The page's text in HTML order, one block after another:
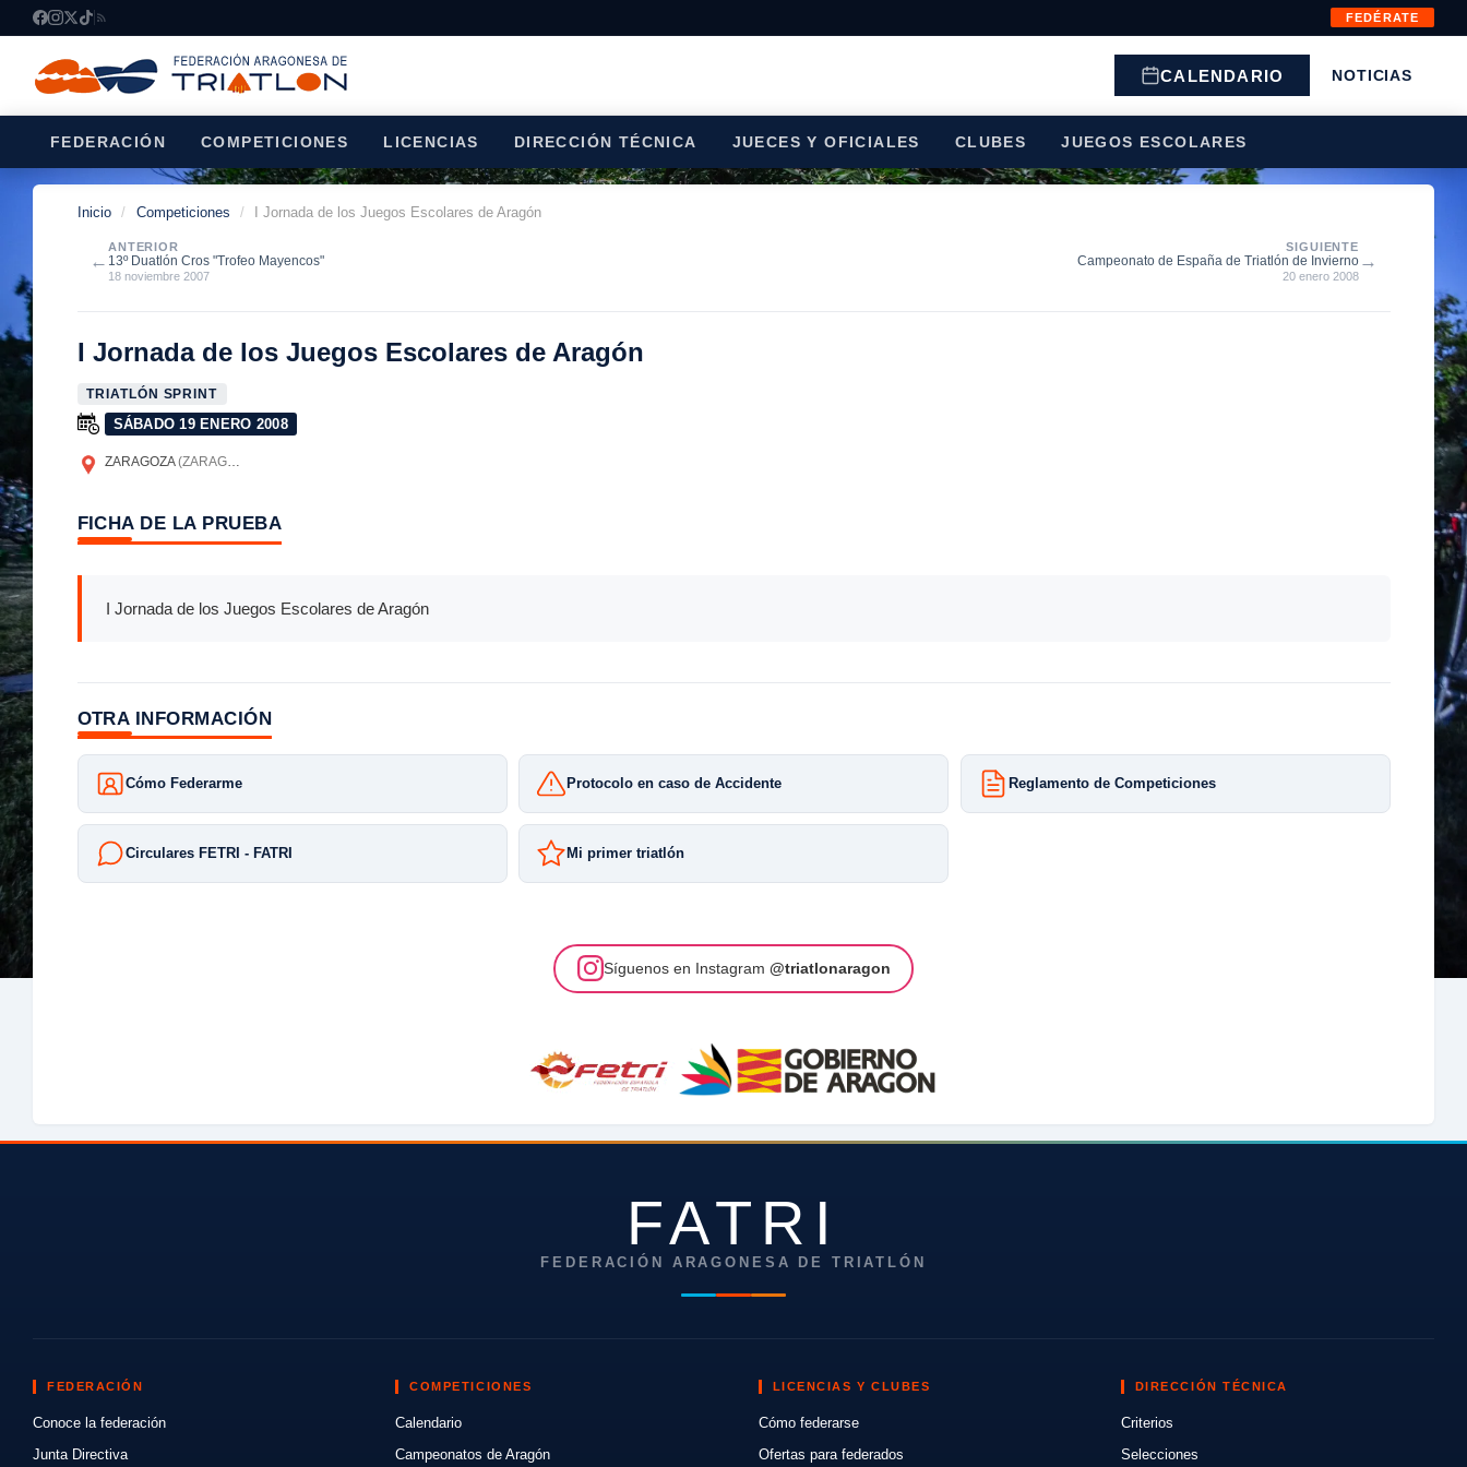
FEDÉRATE
CALENDARIO NOTICIAS
FEDERACIÓN COMPETICIONES LICENCIAS DIRECCIÓN TÉCNICA JUECES Y OFICIALES CLUBES JUEGOS ESCOLARES
Inicio / Competiciones / I Jornada de los Juegos Escolares de Aragón
←
ANTERIOR
13º Duatlón Cros "Trofeo Mayencos"
18 noviembre 2007
SIGUIENTE
Campeonato de España de Triatlón de Invierno
20 enero 2008
→
I Jornada de los Juegos Escolares de Aragón
TRIATLÓN SPRINT
SÁBADO 19 ENERO 2008
ZARAGOZA(ZARAGOZA)
FICHA DE LA PRUEBA
I Jornada de los Juegos Escolares de Aragón
OTRA INFORMACIÓN
Cómo Federarme Protocolo en caso de Accidente Reglamento de Competiciones
Circulares FETRI - FATRI Mi primer triatlón
Síguenos en Instagram @triatlonaragon
FATRI
FEDERACIÓN ARAGONESA DE TRIATLÓN
FEDERACIÓN
Conoce la federación
Junta Directiva
COMPETICIONES
Calendario
Campeonatos de Aragón
LICENCIAS Y CLUBES
Cómo federarse
Ofertas para federados
DIRECCIÓN TÉCNICA
Criterios
Selecciones